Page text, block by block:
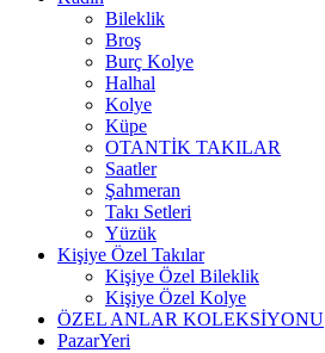
Bileklik
Broş
Burç Kolye
Halhal
Kolye
Küpe
OTANTİK TAKILAR
Saatler
Şahmeran
Takı Setleri
Yüzük
Kişiye Özel Takılar
Kişiye Özel Bileklik
Kişiye Özel Kolye
ÖZEL ANLAR KOLEKSİYONU
PazarYeri